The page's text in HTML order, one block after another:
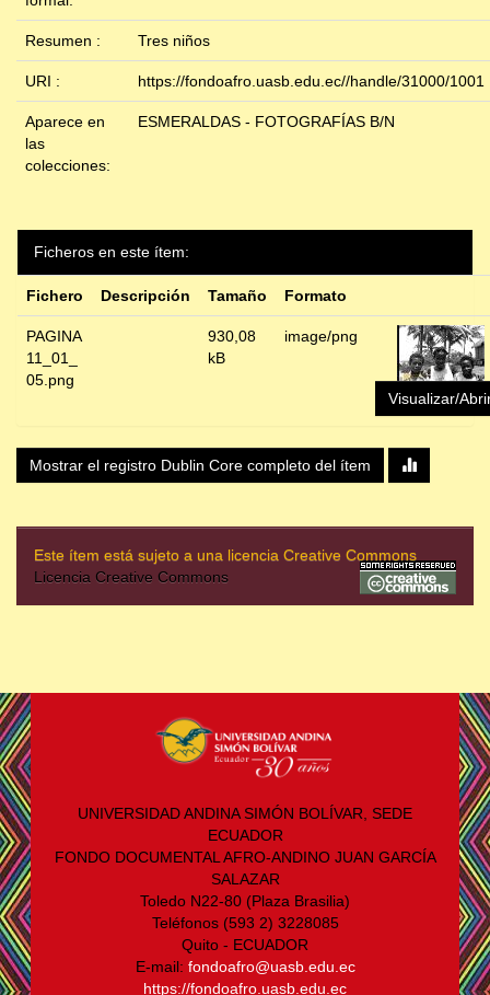
Resumen : Tres niños
URI : https://fondoafro.uasb.edu.ec//handle/31000/1001
Aparece en
las
colecciones:
ESMERALDAS - FOTOGRAFÍAS B/N
Ficheros en este ítem:
Fichero Descripción Tamaño Formato
PAGINA
11_01_
05.png
930,08
kB
image/png
Visualizar/
Mostrar el registro Dublin Core completo del ítem
Este ítem está sujeto a una licencia Creative Commons
Licencia Creative Commons
UNIVERSIDAD ANDINA SIMÓN BOLÍVAR, SEDE
ECUADOR
FONDO DOCUMENTAL AFRO-ANDINO JUAN GARCÍA
SALAZAR
Toledo N22-80 (Plaza Brasilia)
Teléfonos (593 2) 3228085
Quito - ECUADOR
E-mail: fondoafro@uasb.edu.ec
https://fondoafro.uasb.edu.ec